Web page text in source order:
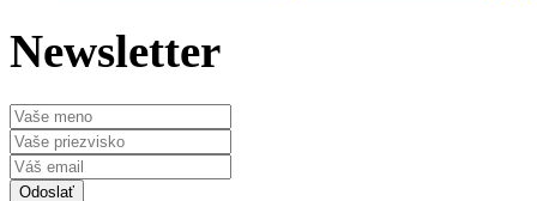
Newsletter